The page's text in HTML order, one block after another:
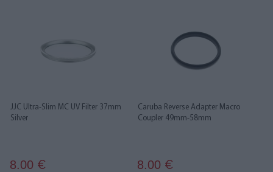
JJC Ultra-Slim MC UV Filter 37mm
Silver
8.00 €
Caruba Reverse Adapter Macro
Coupler 49mm-58mm
8.00 €